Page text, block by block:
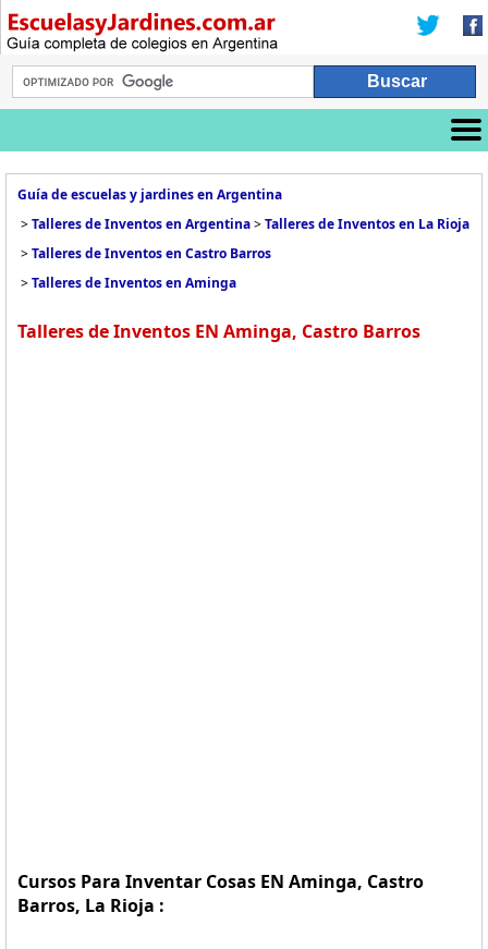
Guía de escuelas y jardines en Argentina
>Talleres de Inventos en Argentina>Talleres de Inventos en La Rioja
>Talleres de Inventos en Castro Barros
>Talleres de Inventos en Aminga
Talleres de Inventos EN Aminga, Castro Barros
Cursos Para Inventar Cosas EN Aminga, Castro
Barros, La Rioja :